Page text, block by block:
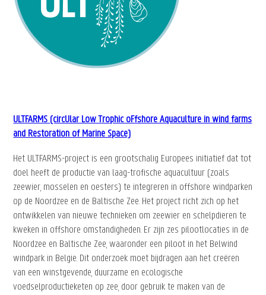
ULTFARMS (circUlar Low Trophic oFfshore Aquaculture in wind farms
and Restoration of Marine Space)
Het ULTFARMS-project is een grootschalig Europees initiatief dat tot
doel heeft de productie van laag-trofische aquacultuur (zoals
zeewier, mosselen en oesters) te integreren in offshore windparken
op de Noordzee en de Baltische Zee. Het project richt zich op het
ontwikkelen van nieuwe technieken om zeewier en schelpdieren te
kweken in offshore omstandigheden. Er zijn zes pilootlocaties in de
Noordzee en Baltische Zee, waaronder een piloot in het Belwind
windpark in Belgie. Dit onderzoek moet bijdragen aan het creëren
van een winstgevende, duurzame en ecologische
voedselproductieketen op zee, door gebruik te maken van de